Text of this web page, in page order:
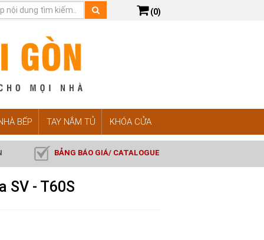
(0)
BẾP TAY NẮM TỦ KHÓA CỬA
BẢNG BÁO GIÁ/ CATALOGUE
SV - T60S